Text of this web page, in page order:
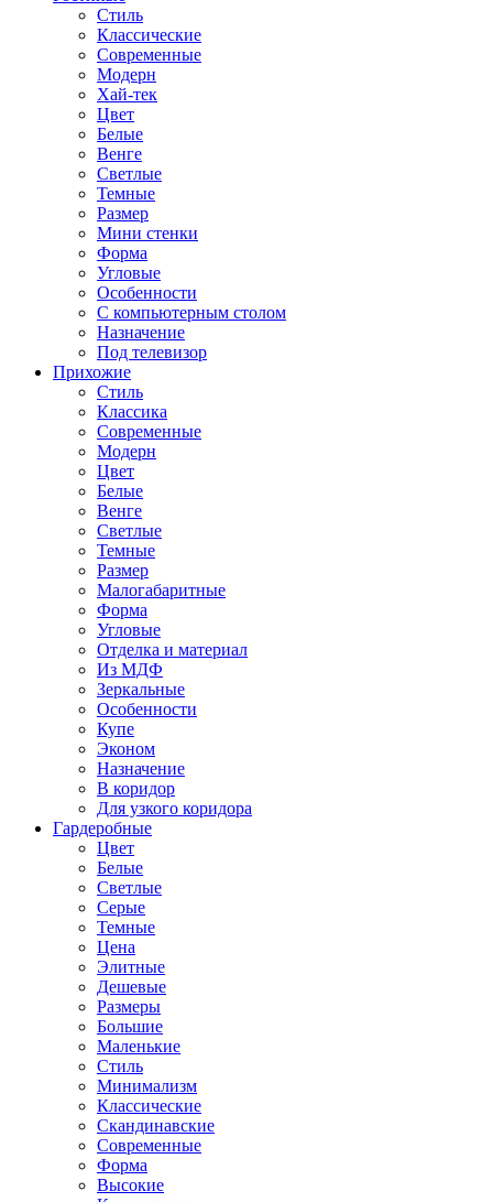
Стиль
Классические
Современные
Модерн
Хай-тек
Цвет
Белые
Венге
Светлые
Темные
Размер
Мини стенки
Форма
Угловые
Особенности
С компьютерным столом
Назначение
Под телевизор
Прихожие
Стиль
Классика
Современные
Модерн
Цвет
Белые
Венге
Светлые
Темные
Размер
Малогабаритные
Форма
Угловые
Отделка и материал
Из МДФ
Зеркальные
Особенности
Купе
Эконом
Назначение
В коридор
Для узкого коридора
Гардеробные
Цвет
Белые
Светлые
Серые
Темные
Цена
Элитные
Дешевые
Размеры
Большие
Маленькие
Стиль
Минимализм
Классические
Скандинавские
Современные
Форма
Высокие